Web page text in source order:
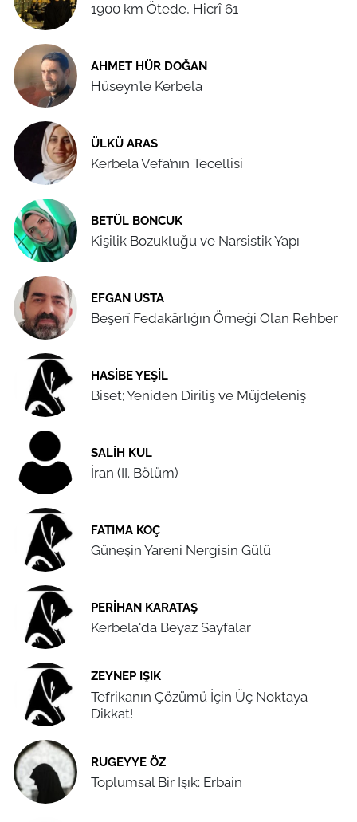
1900 km Ötede, Hicrî 61
AHMET HÜR DOĞAN
Hüseyn’le Kerbela
ÜLKÜ ARAS
Kerbela Vefa’nın Tecellisi
BETÜL BONCUK
Kişilik Bozukluğu ve Narsistik Yapı
EFGAN USTA
Beşerî Fedakârlığın Örneği Olan Rehber
HASIBE YEŞIL
Biset; Yeniden Diriliş ve Müjdeleniş
SALIH KUL
İran (II. Bölüm)
FATIMA KOÇ
Güneşin Yareni Nergisin Gülü
PERIHAN KARATAŞ
Kerbela'da Beyaz Sayfalar
ZEYNEP IŞIK
Tefrikanın Çözümü İçin Üç Noktaya
Dikkat!
RUGEYYE ÖZ
Toplumsal Bir Işık: Erbain